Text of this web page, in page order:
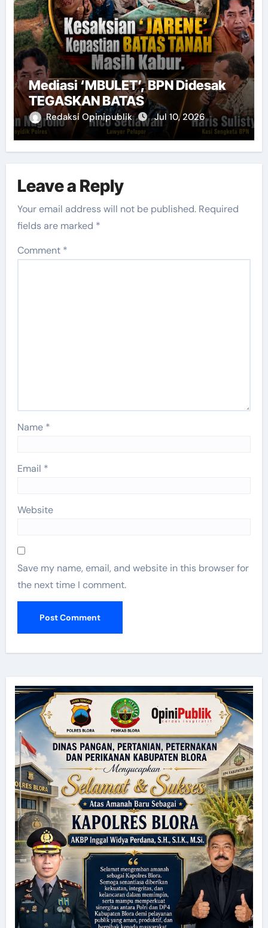
Mediasi ‘MBULET’, BPN Didesak
TEGASKAN BATAS
Redaksi Opinipublik Jul 10, 2026
Leave a Reply
Your email address will not be published. Required
fields are marked *
Comment *
Name *
Email *
Website
Save my name, email, and website in this browser for
the next time I comment.